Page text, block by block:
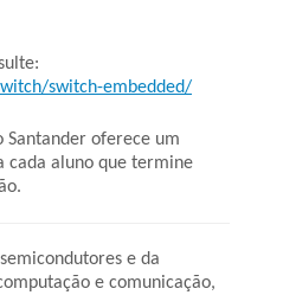
switch-embedded/
Santander oferece um
cada aluno que termine
e da
e comunicação,